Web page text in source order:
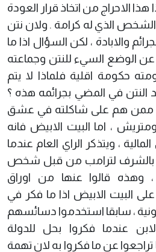
هذا الاحراج من اتخاذ قرار العودة
الذي له كرامة . ولان نتن
والابادة ، لكن السؤال اذا ما
عن الوضع السيء للنتن وجماعته
حكومة اقلية فلماذا لا يتم
النتن في المضي بجرائمه هذه ؟
ممن هم على شاكلته في عشق
، اما البيت الابيض فانه
، ويتذكر الراي العام عندما
بالشرف لترامب من قبل شخص
، وهذه قالوا عنها من اوراق
البيت الابيض اذا ما فكر في
، سابقا استخدموا دسائسهم
عندما فكروا بحل للدولة
عن ما فكروا به لان تهمة